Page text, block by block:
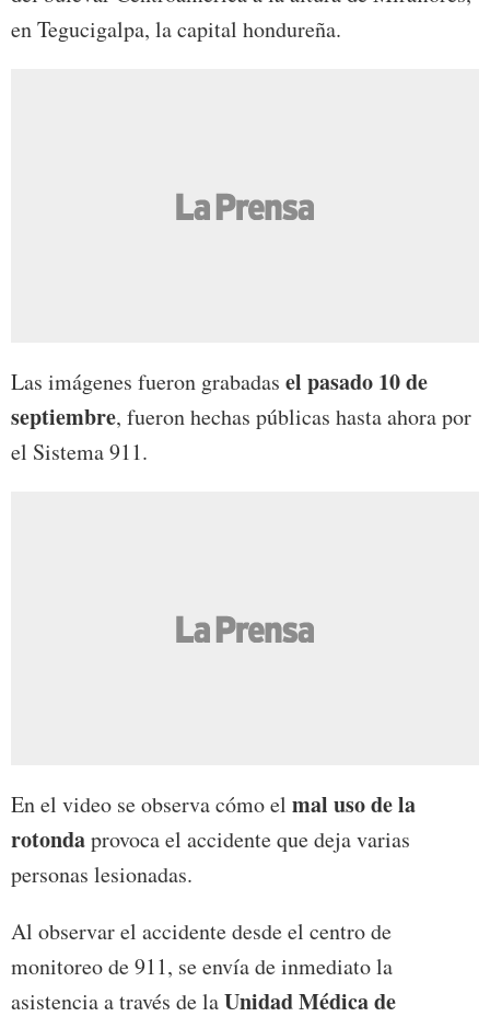
en Tegucigalpa, la capital hondureña.
Las imágenes fueron grabadas el pasado 10 de
septiembre, fueron hechas públicas hasta ahora por
el Sistema 911.
En el video se observa cómo el mal uso de la
rotondaprovoca el accidente que deja varias
personas lesionadas.
Al observar el accidente desde el centro de
monitoreo de 911, se envía de inmediato la
asistencia a través de laUnidad Médica de